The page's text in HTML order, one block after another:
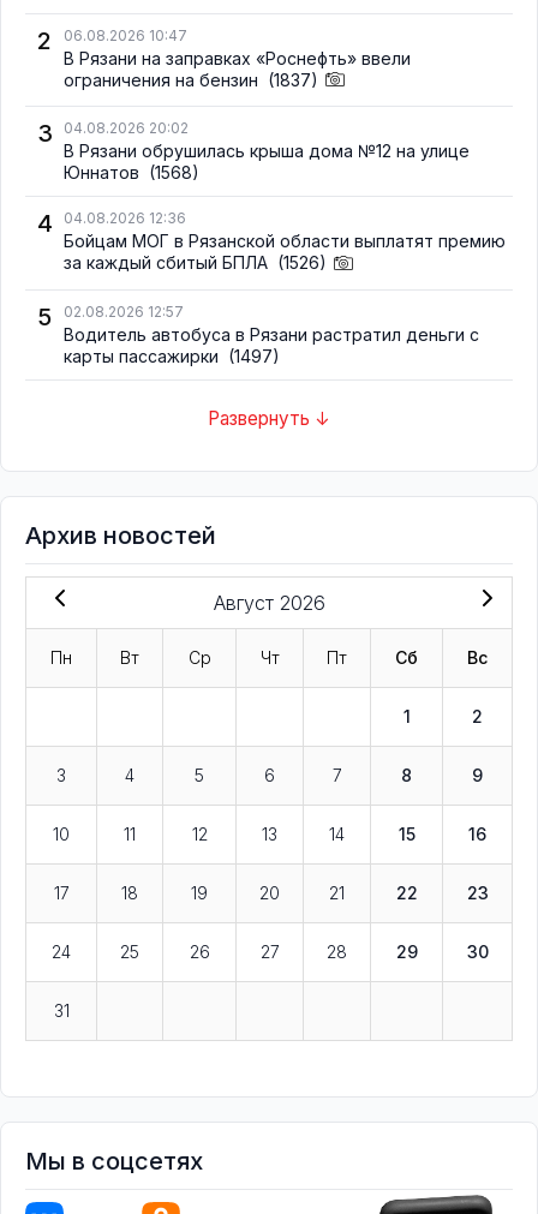
2 06.08.2026 10:47
В Рязани на заправках «Роснефть» ввели
ограничения на бензин (1837)
3 04.08.2026 20:02
В Рязани обрушилась крыша дома №12 на улице
Юннатов (1568)
4 04.08.2026 12:36
Бойцам МОГ в Рязанской области выплатят премию
за каждый сбитый БПЛА (1526)
5 02.08.2026 12:57
Водитель автобуса в Рязани растратил деньги с
карты пассажирки (1497)
Развернуть ↓
Архив новостей
Август 2026
Пн Вт Ср Чт Пт Сб Вс
1 2
3 4 5 6 7 8 9
10 11 12 13 14 15 16
17 18 19 20 21 22 23
24 25 26 27 28 29 30
31
Мы в соцсетях